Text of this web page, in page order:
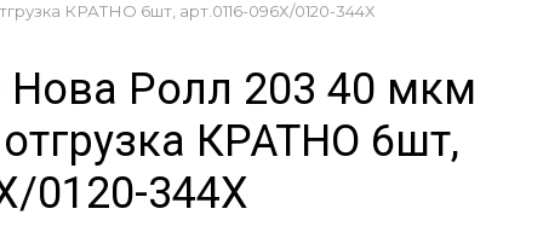
КРАТНО 6шт, арт.0116-096Х/0120-344Х
Нова Ролл 203 40 мкм
КРАТНО 6шт,
0120-344Х